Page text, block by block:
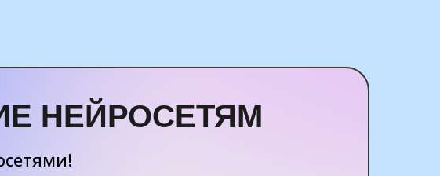
НЕЙРОСЕТЯМ